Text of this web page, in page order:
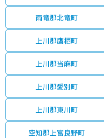
雨竜郡北竜町
上川郡鷹栖町
上川郡当麻町
上川郡愛別町
上川郡東川町
空知郡上富良野町